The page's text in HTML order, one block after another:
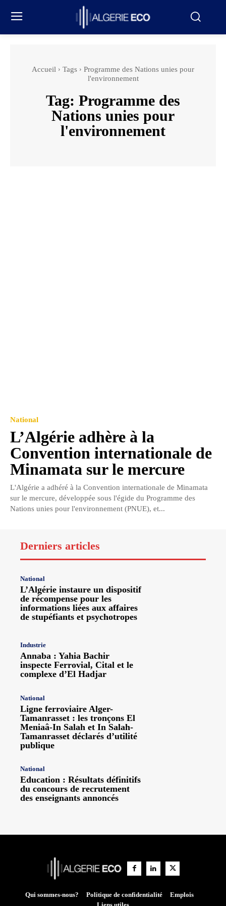
Accueil Tags
Programme des Nations unies pour
l'environnement
Tag: Programme des
Nations unies pour
l'environnement
National
L’Algérie adhère à la
Convention internationale de
Minamata sur le mercure
L'Algérie a adhéré à la Convention internationale de Minamata
sur le mercure, développée sous l'égide du Programme des
Nations unies pour l'environnement (PNUE), et...
Derniers articles
National
L’Algérie instaure un dispositif
de récompense pour les
informations liées aux affaires
de stupéfiants et psychotropes
Industrie
Annaba : Yahia Bachir
inspecte Ferrovial, Cital et le
complexe d’El Hadjar
National
Ligne ferroviaire Alger-
Tamanrasset : les tronçons El
Meniaâ-In Salah et In Salah-
Tamanrasset déclarés d’utilité
publique
National
Education : Résultats définitifs
du concours de recrutement
des enseignants annoncés
Qui sommes-nous? Politique de confidentialité
Emplois